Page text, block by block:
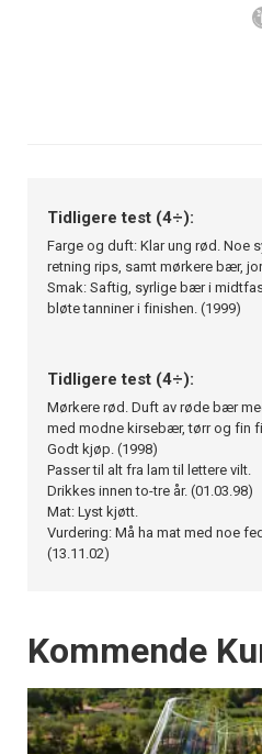
Tidligere test (4÷):
Farge og duft: Klar ung rød. Noe
retning rips, samt mørkere bær,
Smak: Saftig, syrlige bær i
bløte tanniner i finishen. (1999)
Tidligere test (4÷):
Mørkere rød. Duft av røde bær
med modne kirsebær, tørr og fin
Godt kjøp. (1998)
Passer til alt fra lam til lettere vilt.
Drikkes innen to-tre år. (01.03.98)
Mat: Lyst kjøtt.
Vurdering: Må ha mat med noe
(13.11.02)
Events
Kommende